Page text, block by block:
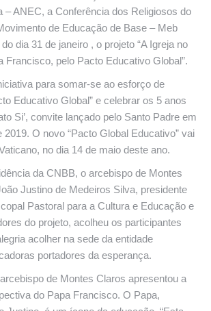
– ANEC, a Conferência dos Religiosos do
de Educação de Base – Meb
dia 31 de janeiro , o projeto “A Igreja no
Francisco, pelo Pacto Educativo Global”.
para somar-se ao esforço de
Educativo Global” e celebrar os 5 anos
Si’, convite lançado pelo Santo Padre em
2019. O novo “Pacto Global Educativo” vai
no dia 14 de maio deste ano.
da CNBB, o arcebispo de Montes
Justino de Medeiros Silva, presidente
Pastoral para a Cultura e Educação e
do projeto, acolheu os participantes
acolher na sede da entidade
portadores da esperança.
de Montes Claros apresentou a
do Papa Francisco. O Papa,